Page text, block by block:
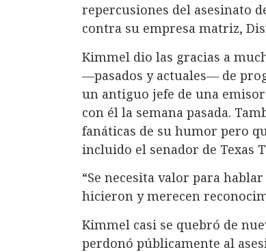
repercusiones del asesinato
contra su empresa matriz,
Kimmel dio las gracias a
—pasados y actuales— de
un antiguo jefe de una
con él la semana pasada.
fanáticas de su humor pero
incluido el senador de Texas
“Se necesita valor para
hicieron y merecen
Kimmel casi se quebró de
perdonó públicamente al